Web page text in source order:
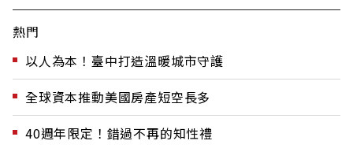
熱門
以人為本！臺中打造溫暖城市守護
全球資本推動美國房產短空長多
40週年限定！錯過不再的知性禮